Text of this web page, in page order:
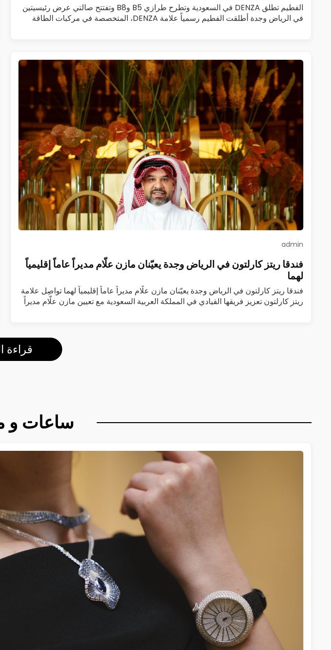
الفطيم تطلق DENZA في السعودية وتطرح طرازي B5 وB8 وتفتتح صالتي عرض رئيسيتين
في الرياض وجدة أطلقت الفطيم رسمياً علامة DENZA، المتخصصة في مركبات الطاقة
admin
فندقا ريتز كارلتون في الرياض وجدة يعيّنان مازن علّام مديراً عاماً إقليمياً
لهما
فندقا ريتز كارلتون في الرياض وجدة يعيّنان مازن علّام مديراً عاماً إقليمياً لهما تواصِل علامة
ريتز كارلتون تعزيز فريقها القيادي في المملكة العربية السعودية مع تعيين مازن علّام مديراً
قراءة
ساعات و